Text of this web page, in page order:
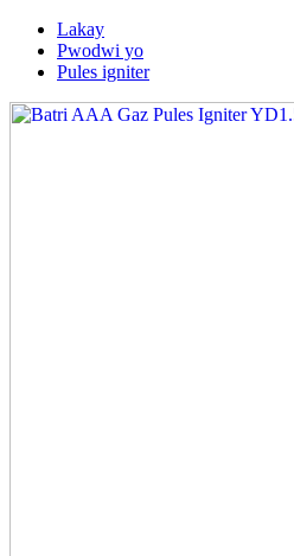
Lakay
Pwodwi yo
Pules igniter